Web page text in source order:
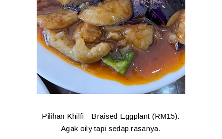
Pilihan Khilfi - Braised Eggplant (RM15).
Agak oily tapi sedap rasanya.